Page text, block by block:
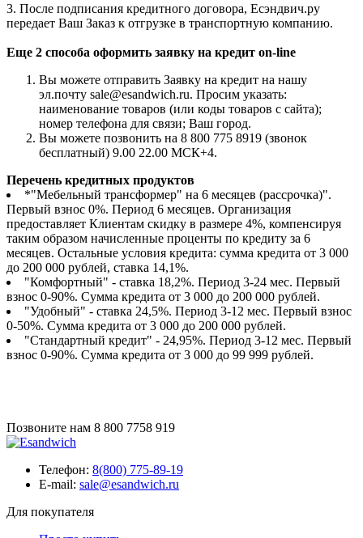
3. После подписания кредитного договора, Есэндвич.ру
передает Ваш Заказ к отгрузке в транспортную компанию.
Еще 2 способа оформить заявку на кредит on-line
Вы можете отправить Заявку на кредит на нашу
эл.почту sale@esandwich.ru. Просим указать:
наименование товаров (или коды товаров с сайта);
номер телефона для связи; Ваш город.
Вы можете позвонить на 8 800 775 8919 (звонок
бесплатный) 9.00 22.00 МСК+4.
Перечень кредитных продуктов
*"Мебельный трансформер" на 6 месяцев (рассрочка)".
Первый взнос 0%. Период 6 месяцев. Организация
предоставляет Клиентам скидку в размере 4%, компенсируя
таким образом начисленные проценты по кредиту за 6
месяцев. Остальные условия кредита: сумма кредита от 3 000
до 200 000 рублей, ставка 14,1%.
"Комфортный" - ставка 18,2%. Период 3-24 мес. Первый
взнос 0-90%. Сумма кредита от 3 000 до 200 000 рублей.
"Удобный" - ставка 24,5%. Период 3-12 мес. Первый взнос
0-50%. Сумма кредита от 3 000 до 200 000 рублей.
"Стандартный кредит" - 24,95%. Период 3-12 мес. Первый
взнос 0-90%. Сумма кредита от 3 000 до 99 999 рублей.
Позвоните нам 8 800 7758 919
Телефон: 8(800) 775-89-19
E-mail: sale@esandwich.ru
Для покупателя